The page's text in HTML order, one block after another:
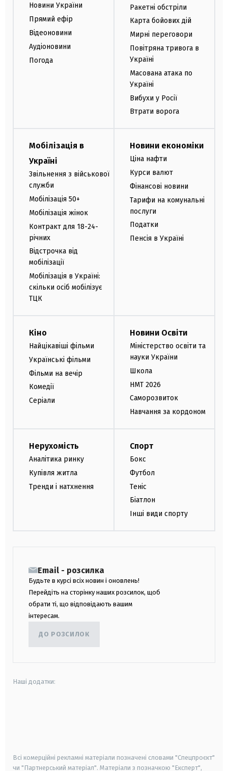
Новини України
Прямий ефір
Відеоновини
Аудіоновини
Погода
Ракетні обстріли
Карта бойових дій
Мирні переговори
Повітряна тривога в
Україні
Масована атака по
Україні
Вибухи у Росії
Втрати ворога
Мобілізація в
Україні
Звільнення з військової
служби
Мобілізація 50+
Мобілізація жінок
Контракт для 18-24-
річних
Відстрочка від
мобілізації
Мобілізація в Україні:
скільки осіб мобілізує
ТЦК
Новини економіки
Ціна нафти
Курси валют
Фінансові новини
Тарифи на комунальні
послуги
Податки
Пенсія в Україні
Кіно
Найцікавіші фільми
Українські фільми
Фільми на вечір
Комедії
Серіали
Новини Освіти
Міністерство освіти та
науки України
Школа
НМТ 2026
Саморозвиток
Навчання за кордоном
Нерухомість
Аналітика ринку
Купівля житла
Тренди і натхнення
Спорт
Бокс
Футбол
Теніс
Біатлон
Інші види спорту
Email - розсилка
Будьте в курсі всіх новин і оновлень!
Перейдіть на сторінку наших розсилок, щоб
обрати ті, що відповідають вашим
інтересам.
ДО РОЗСИЛОК
Наші додатки:
Всі комерційні рекламні матеріали позначені словами "Спецпроєкт"
чи "Партнерський матеріал". Матеріали з позначкою "Експерт",